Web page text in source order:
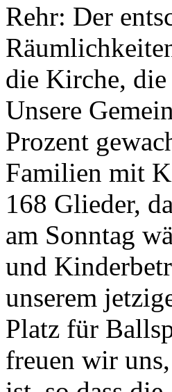
Rehr: Der
die Kirche, die
Unsere
Prozent
Familien mit
168 Glieder,
am Sonntag
und
unserem
Platz für
freuen wir